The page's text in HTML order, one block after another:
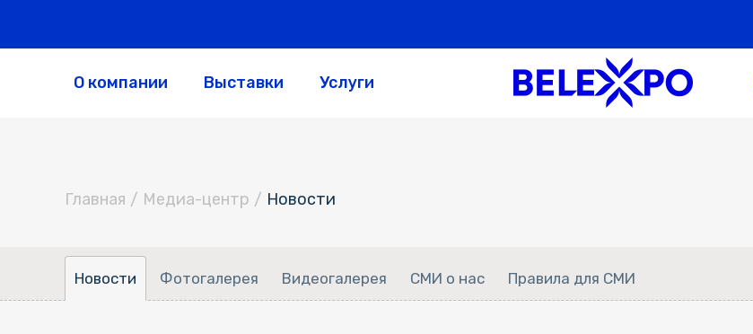
О компании Выставки Услуги
Главная / Медиа-центр / Новости
Новости Фотогалерея Видеогалерея СМИ о нас Правила для СМИ